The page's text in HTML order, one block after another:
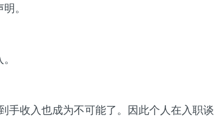
。
手收入也成为不可能了。因此个人在入职谈